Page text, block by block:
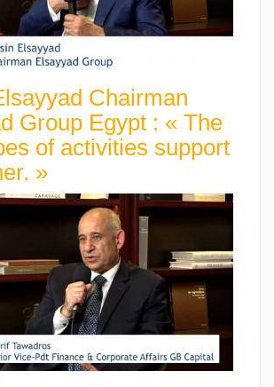
Chairman
Group Egypt : « The
of activities support
»